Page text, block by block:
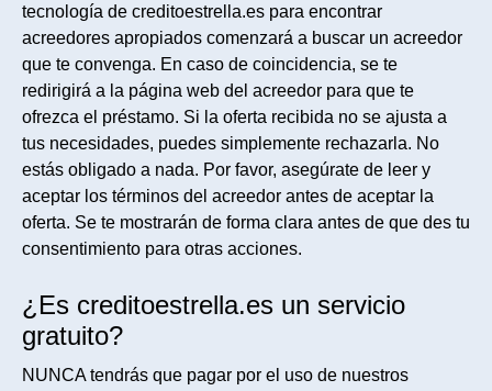
tecnología de creditoestrella.es para encontrar
acreedores apropiados comenzará a buscar un acreedor
que te convenga. En caso de coincidencia, se te
redirigirá a la página web del acreedor para que te
ofrezca el préstamo. Si la oferta recibida no se ajusta a
tus necesidades, puedes simplemente rechazarla. No
estás obligado a nada. Por favor, asegúrate de leer y
aceptar los términos del acreedor antes de aceptar la
oferta. Se te mostrarán de forma clara antes de que des tu
consentimiento para otras acciones.
¿Es creditoestrella.es un servicio
gratuito?
NUNCA tendrás que pagar por el uso de nuestros